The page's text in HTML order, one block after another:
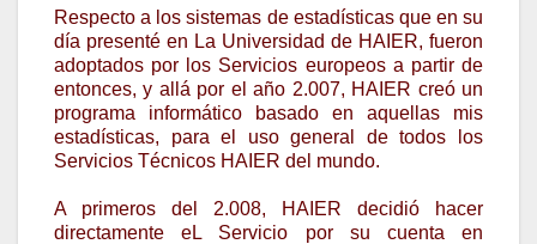
Respecto a los sistemas de estadísticas que en su
día presenté en La Universidad de HAIER, fueron
adoptados por los Servicios europeos a partir de
entonces, y allá por el año 2.007, HAIER creó un
programa informático basado en aquellas mis
estadísticas, para el uso general de todos los
Servicios Técnicos HAIER del mundo.
A primeros del 2.008, HAIER decidió hacer
directamente eL Servicio por su cuenta en